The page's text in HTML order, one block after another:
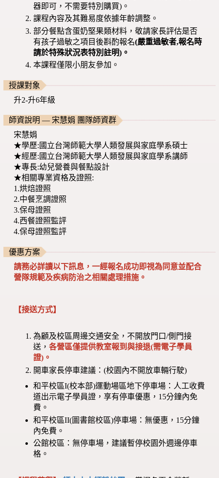
器即可，不需要特別購買)。
課程內容及其難易度依據年齡調整。
部分餐點含蛋奶堅果類材料，敬請家長評估是否
有孩子過敏之項目後斟酌報名(嚴重過敏者,報名時
請於特殊狀況表特別註明)。
本課程僅限小朋友參加。
授課對象
升2-升6年級
師資說明 — 宋慧娟 團隊師資群
宋慧娟
★學歷:國立台灣師範大學人類發展與家庭學系碩士
★經歷:國立台灣師範大學人類發展與家庭學系講師
★專長:幼兒營養與餐點設計
★相關專業資格及證照:
1.烘焙證照
2.中餐烹調證照
3.保母證照
4.西餐證照監評
4.保母證照監評
優惠方案
請務必詳讀以下訊息，一經報名成功即視為同意並配合
營隊規範及疾病防治之相關處理措施。
【接送方式】
為顧及校區周邊交通安全，不開放門口/側門接
送，各營區僅提供教室報到與接退(需電子學員
證)。
開車家長停車建議：(校園內不開放車輛行駛)
和平校區I(校本部)運動場區地下停車場：人工收費
道出示電子學員證，享有停車優惠，15分鐘內免
費。
和平校區II(圖書館校區)停車場：無優惠，15分鐘
內免費。
公館校區：無停車場，建議暫停校園外週邊停車
格。